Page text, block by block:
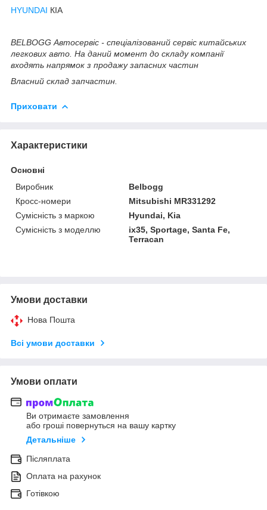
HYUNDAI КІА
BELBOGG Автосервіс - спеціалізований сервіс китайських
легкових авто. На даний момент до складу компанії
входять напрямок з продажу запасних частин
Власний склад запчастин.
Приховати
Характеристики
Основні
Виробник
Belbogg
Кросс-номери
Mitsubishi MR331292
Сумісність з маркою
Hyundai, Kia
Сумісність з моделлю
ix35, Sportage, Santa Fe,
Terracan
Умови доставки
Нова Пошта
Всі умови доставки
Умови оплати
Ви отримаєте замовлення
або гроші повернуться на вашу картку
Детальніше
Післяплата
Оплата на рахунок
Готівкою